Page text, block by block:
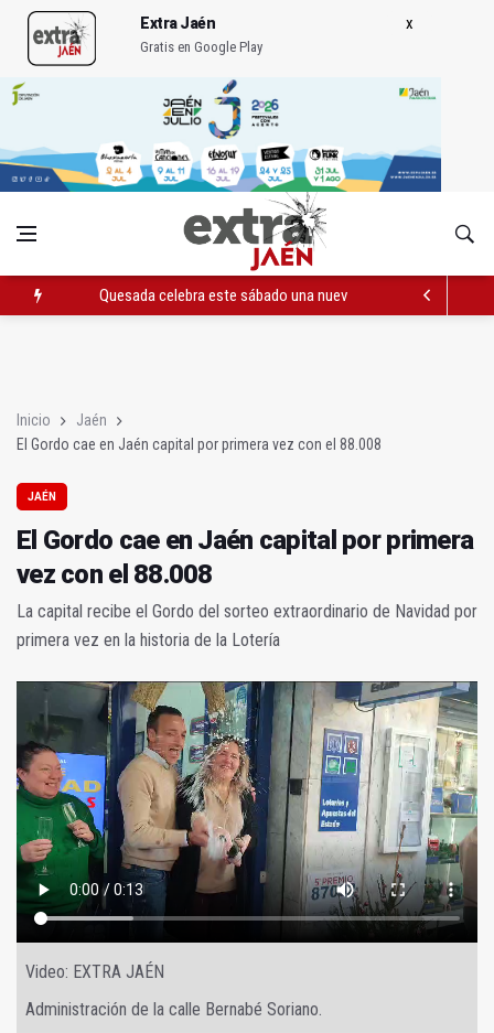
Extra Jaén
Gratis en Google Play
Quesada celebra este sábado una nueva jornada de Orgullo
Inicio
Jaén
El Gordo cae en Jaén capital por primera vez con el 88.008
JAÉN
El Gordo cae en Jaén capital por primera
vez con el 88.008
La capital recibe el Gordo del sorteo extraordinario de Navidad por
primera vez en la historia de la Lotería
Video: EXTRA JAÉN
Administración de la calle Bernabé Soriano.